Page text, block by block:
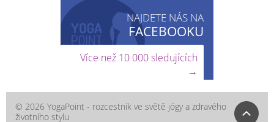
NAJDETE NÁS NA
FACEBOOKU
Více než 10 000 sledujících
→
© 2026 YogaPoint - rozcestník ve světě jógy a zdravého
životního stylu